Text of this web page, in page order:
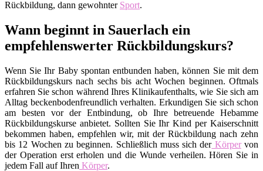
Rückbildung, dann gewohnter Sport.
Wann beginnt in Sauerlach ein
empfehlenswerter Rückbildungskurs?
Wenn Sie Ihr Baby spontan entbunden haben, können Sie mit dem
Rückbildungskurs nach sechs bis acht Wochen beginnen. Oftmals
erfahren Sie schon während Ihres Klinikaufenthalts, wie Sie sich am
Alltag beckenbodenfreundlich verhalten. Erkundigen Sie sich schon
am besten vor der Entbindung, ob Ihre betreuende Hebamme
Rückbildungskurse anbietet. Sollten Sie Ihr Kind per Kaiserschnitt
bekommen haben, empfehlen wir, mit der Rückbildung nach zehn
bis 12 Wochen zu beginnen. Schließlich muss sich derKörpervon
der Operation erst erholen und die Wunde verheilen. Hören Sie in
jedem Fall auf Ihren Körper.